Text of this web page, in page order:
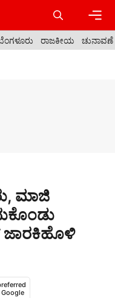
ರಾಜಕೀಯ ಚುನಾವಣೆ
ಮಾಜಿ
ಜಾರಕಿಹೊಳಿ